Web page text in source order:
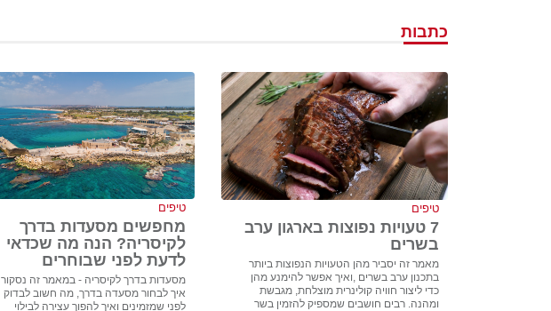
כתבות
טיפים
7 טעויות נפוצות בארגון ערב
בשרים
מאמר זה יסביר מהן הטעויות הנפוצות ביותר
בתכנון ערב בשרים ,ואיך אפשר להימנע מהן
כדי ליצור חוויה קולינרית מוצלחת, מגבשת
ומהנה. רבים חושבים שמספיק להזמין בשר
טיפים
מחפשים מסעדות בדרך
לקיסריה? הנה מה שכדאי
לדעת לפני שבוחרים
מסעדות בדרך לקיסריה - במאמר זה נסקור
איך לבחור מסעדה בדרך, מה חשוב לבדוק
לפני שמזמינים ואיך להפוך עצירה לבילוי